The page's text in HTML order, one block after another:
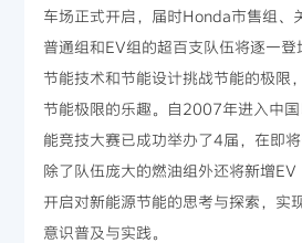
赛事运动
新闻资讯
车场正式开启，届时Honda市售组、
普通组和EV组的超百支队伍将逐一
节能技术和节能设计挑战节能的极限
节能极限的乐趣。自2007年进入中
能竞技大赛已成功举办了4届，在即
除了队伍庞大的燃油组外还将新增
开启对新能源节能的思考与探索，实
意识普及与实践。